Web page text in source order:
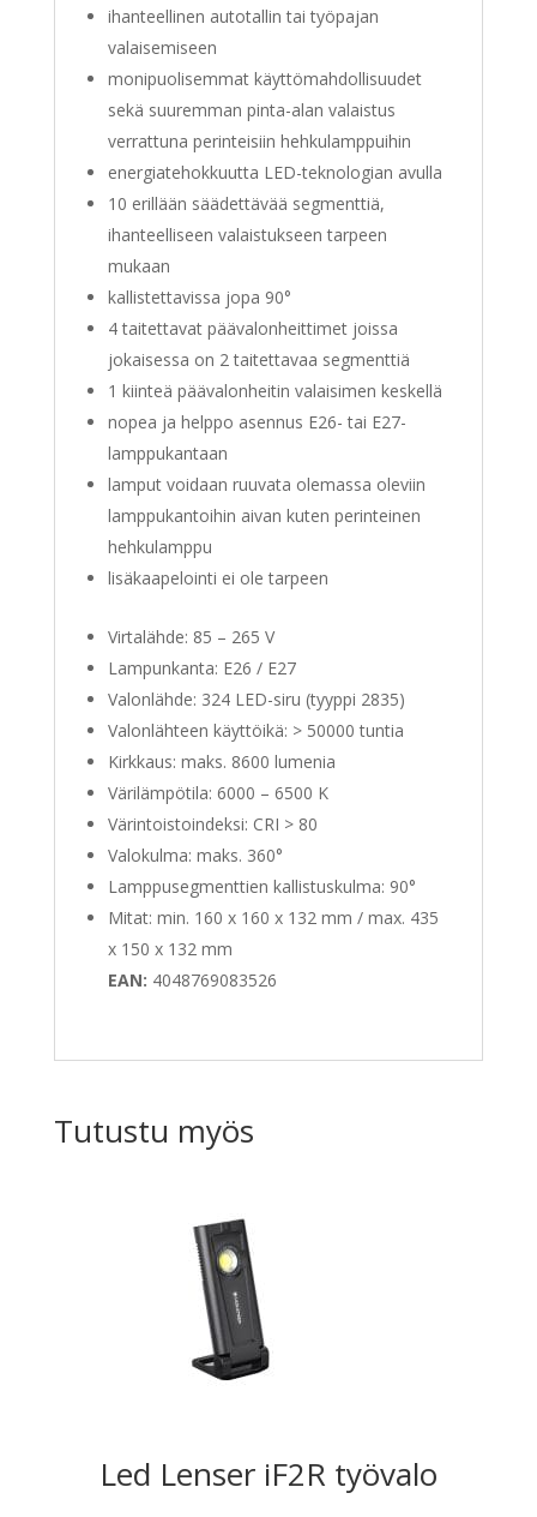
ihanteellinen autotallin tai työpajan
valaisemiseen
monipuolisemmat käyttömahdollisuudet
sekä suuremman pinta-alan valaistus
verrattuna perinteisiin hehkulamppuihin
energiatehokkuutta LED-teknologian avulla
10 erillään säädettävää segmenttiä,
ihanteelliseen valaistukseen tarpeen
mukaan
kallistettavissa jopa 90°
4 taitettavat päävalonheittimet joissa
jokaisessa on 2 taitettavaa segmenttiä
1 kiinteä päävalonheitin valaisimen keskellä
nopea ja helppo asennus E26- tai E27-
lamppukantaan
lamput voidaan ruuvata olemassa oleviin
lamppukantoihin aivan kuten perinteinen
hehkulamppu
lisäkaapelointi ei ole tarpeen
Virtalähde: 85 – 265 V
Lampunkanta: E26 / E27
Valonlähde: 324 LED-siru (tyyppi 2835)
Valonlähteen käyttöikä: > 50000 tuntia
Kirkkaus: maks. 8600 lumenia
Värilämpötila: 6000 – 6500 K
Värintoistoindeksi: CRI > 80
Valokulma: maks. 360°
Lamppusegmenttien kallistuskulma: 90°
Mitat: min. 160 x 160 x 132 mm / max. 435
x 150 x 132 mm
EAN: 4048769083526
Tutustu myös
Led Lenser iF2R työvalo